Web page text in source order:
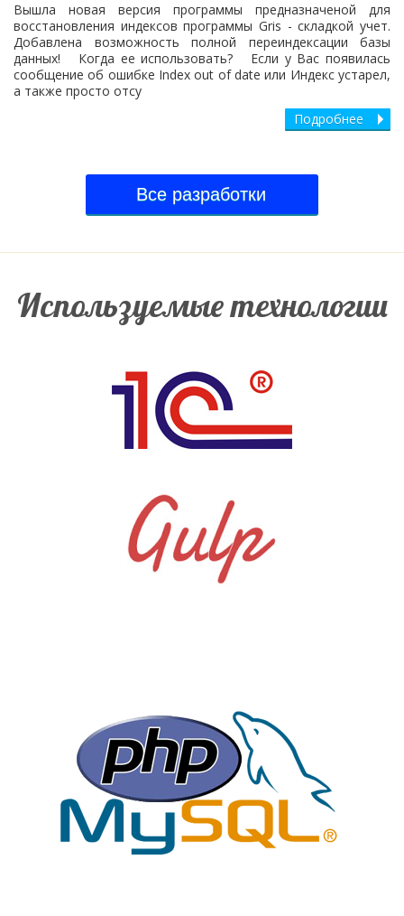
Вышла новая версия программы предназначеной для
восстановления индексов программы Gris - складкой учет.
Добавлена возможность полной переиндексации базы
данных! Когда ее использовать? Если у Вас появилась
сообщение об ошибке Index out of date или Индекс устарел,
а также просто отсу
Подробнее
Все разработки
Используемые технологии